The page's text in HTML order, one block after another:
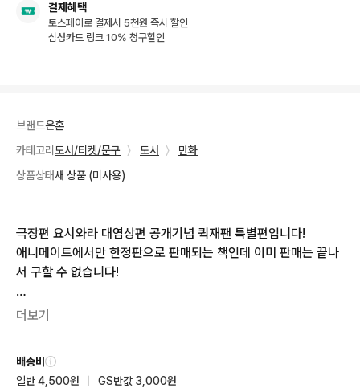
결제혜택
토스페이로 결제시 5천원 즉시 할인
삼성카드 링크 10% 청구할인
브랜드은혼
카테고리 도서/티켓/문구 〉 도서 〉
만화
상품상태새 상품 (미사용)
극장편 요시와라 대염상편 공개기념 퀵재팬 특별편입니다!
애니메이트에서만 한정판으로 판매되는 책인데 이미 판매는 끝나
서 구할 수 없습니다!
구매해 주시는 분께는 극장판 포스터카드 3종 같이 보내드립니다!
더보기
배송비
일반 4,500원
GS반값 3,000원